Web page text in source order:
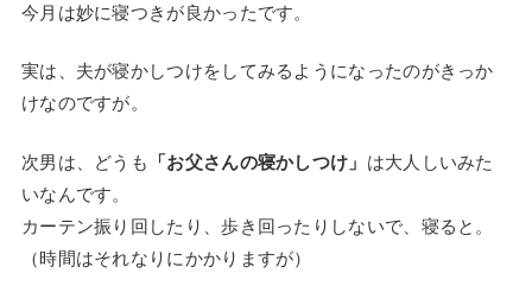
今月は妙に寝つきが良かったです。
実は、夫が寝かしつけをしてみるようになったのがきっか
けなのですが。
次男は、どうも 「お父さんの寝かしつけ」 は大人しいみた
いなんです。
カーテン振り回したり、歩き回ったりしないで、寝ると。
（時間はそれなりにかかりますが）